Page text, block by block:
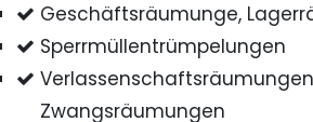
Geschäftsräumunge,
Sperrmüllentrümpelungen
Zwangsräumungen